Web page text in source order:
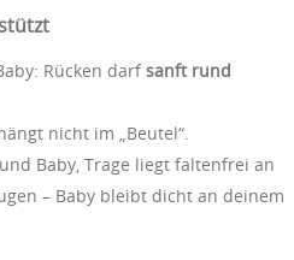
Rücken darfsanft rund
nicht im „Beutel“.
Baby, Trage liegt faltenfrei an
– Baby bleibt dicht an deinem